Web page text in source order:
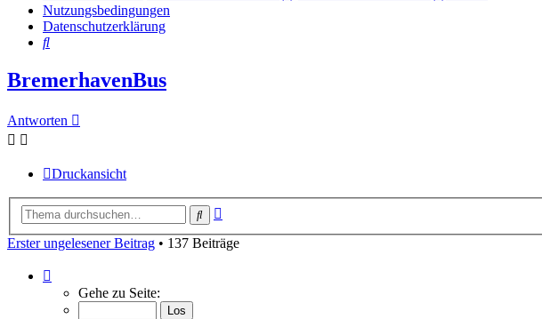
Nutzungsbedingungen
Datenschutzerklärung
Suche
BremerhavenBus
Antworten
Druckansicht
Suche
Erster ungelesener Beitrag • 137 Beiträge
von
Gehe zu Seite: